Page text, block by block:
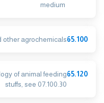
medium
65.100
other agrochemicals
65.120
of animal feeding
stuffs, see 07.100.30